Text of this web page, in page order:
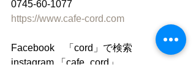
0745-60-1077
https://www.cafe-cord.com
Facebook　「cord」で検索
instagram 「cafe_cord」